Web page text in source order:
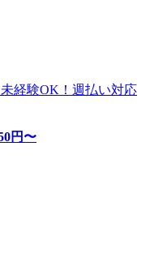
経験OK！週払い対応
円〜